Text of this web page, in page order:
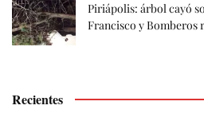
Piriápolis: árbol cayó
Francisco y Bomberos
Recientes